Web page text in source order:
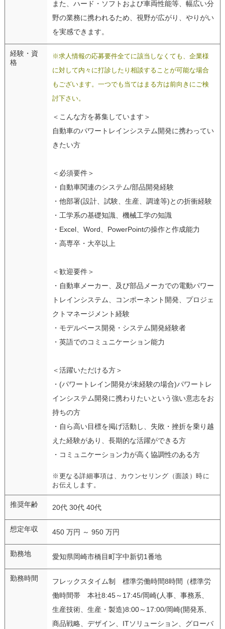
また、ハード・ソフトおよび車両性能等、幅広い分
野の業務に携われるため、視野が広がり、やりがい
を実感できます。
経験・資
格
※求人情報の応募要件全てに該当しなくても、企業様
に対して内々に打診したり相談することが可能な場合
もございます。一つでも当てはまる方は前向きにご検
討下さい。
＜こんな方を募集しています＞
自動車のパワートレインシステム開発に携わってい
きたい方
＜必須要件＞
・自動車関連のシステム/部品開発経験
・他部署(設計、試験、生産、調達等)との折衝経験
・工学系の基礎知識、機械工学の知識
・Excel、Word、PowerPointの操作と作成能力
・高専卒・大卒以上
＜歓迎要件＞
・自動車メーカー、及び部品メーカでの電動パワー
トレインシステム、コンポーネント開発、プロジェ
クトマネージメント経験
・モデルベース開発・システム開発経験者
・英語でのコミュニケーション能力
＜活躍いただける方＞
・(パワートレイン開発が未経験の場合)パワートレ
インシステム開発に携わりたいという強い意志をお
持ちの方
・自ら高い目標を掲げ活動し、失敗・挫折を乗り越
えた経験があり、長期的な活躍ができる方
・コミュニケーション力が高く協調性のある方
※更なる詳細事項は、カウンセリング（面談）時に
お伝えします。
推奨年齢 20代 30代 40代
想定年収 450 万円 ～ 950 万円
勤務地 愛知県岡崎市橋目町字中新切1番地
勤務時間
フレックスタイム制 標準労働時間8時間（標準労
働時間帯 本社8:45～17:45/岡崎(人事、事務系、
生産技術、生産・製造)8:00～17:00/岡崎(開発系、
商品戦略、デザイン、ITソリューション、グローバ